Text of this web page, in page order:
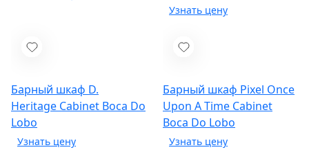
Барный шкаф D.
Heritage Cabinet Boca Do
Lobo
Барный шкаф Pixel Once
Upon A Time Cabinet
Boca Do Lobo